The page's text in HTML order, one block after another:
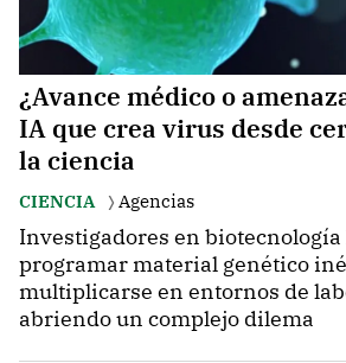
¿Avance médico o
IA que crea virus desde
la ciencia
CIENCIA Agencias
Investigadores en
programar material genético
multiplicarse en entornos de
abriendo un complejo dilema